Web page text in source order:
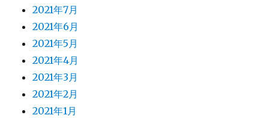
2021年7月
2021年6月
2021年5月
2021年4月
2021年3月
2021年2月
2021年1月